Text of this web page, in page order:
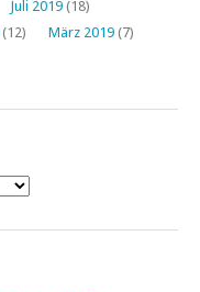
Juli 2019 (18)
(12) März 2019 (7)